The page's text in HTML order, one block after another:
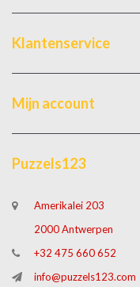
Klantenservice
Mijn account
Puzzels123
Amerikalei 203
2000 Antwerpen
+32 475 660 652
info@puzzels123.com